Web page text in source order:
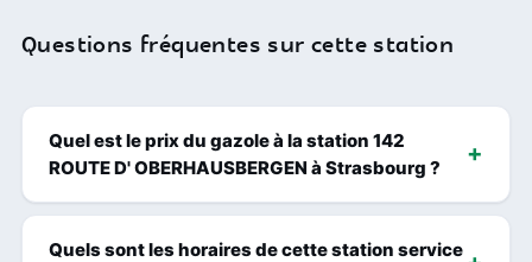
Questions fréquentes sur cette station
Quel est le prix du gazole à la station 142
ROUTE D' OBERHAUSBERGEN à Strasbourg ?
Quels sont les horaires de cette station service